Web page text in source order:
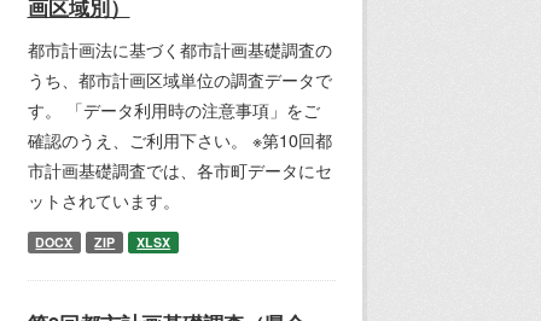
画区域別）
都市計画法に基づく都市計画基礎調査の
うち、都市計画区域単位の調査データで
す。 「データ利用時の注意事項」をご
確認のうえ、ご利用下さい。 ※第10回都
市計画基礎調査では、各市町データにセ
ットされています。
DOCX ZIP XLSX